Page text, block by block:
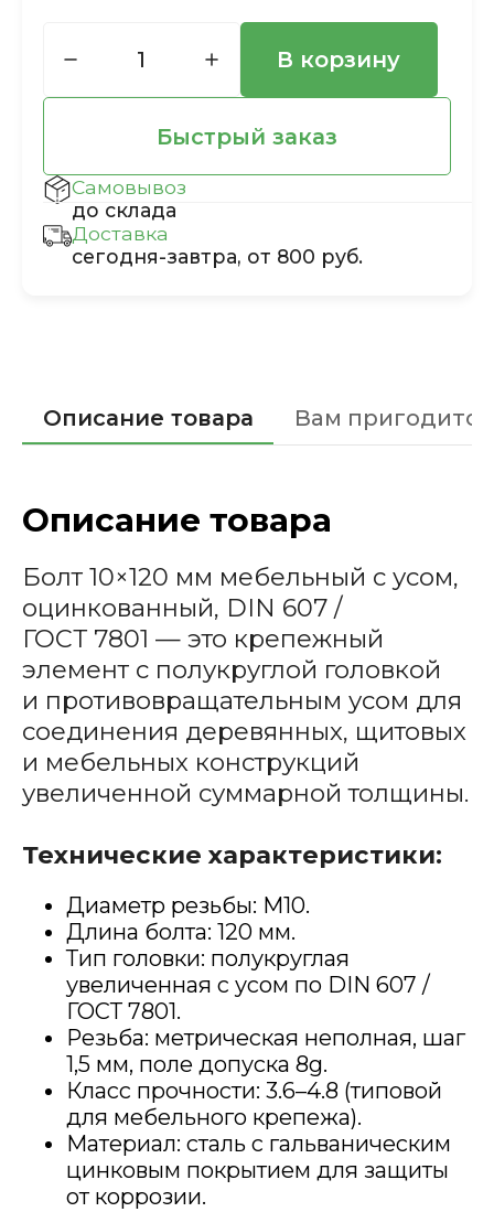
В корзину
Быстрый заказ
Самовывоз
до склада
Доставка
сегодня-завтра, от 800 руб.
Описание товара Вам пригодится
Описание товара
Болт 10×120 мм мебельный с усом,
оцинкованный, DIN 607 /
ГОСТ 7801 —это крепежный
элемент с полукруглой головкой
и противовращательным усом для
соединения деревянных, щитовых
и мебельных конструкций
увеличенной суммарной толщины.
Технические характеристики:
Диаметр резьбы: М10.
Длина болта: 120 мм.
Тип головки: полукруглая
увеличенная с усом по DIN 607 /
ГОСТ 7801.
Резьба: метрическая неполная, шаг
1,5 мм, поле допуска 8g.
Класс прочности: 3.6–4.8 (типовой
для мебельного крепежа).
Материал: сталь с гальваническим
цинковым покрытием для защиты
от коррозии.